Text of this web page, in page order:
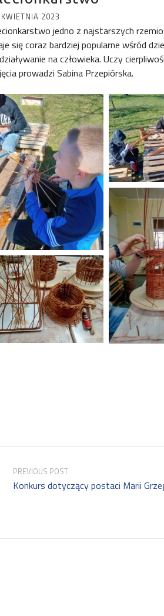
2023
jedno z najstarszych
się coraz bardziej popularne wśród
na człowieka. Uczy
prowadzi Sabina Przepiórska.
PREVIOUS POST
Konkurs dotyczący postaci Marii